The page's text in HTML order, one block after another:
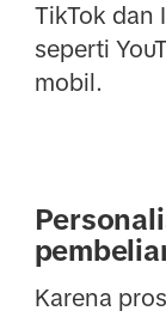
TikTok dan
seperti
mobil.
Karena